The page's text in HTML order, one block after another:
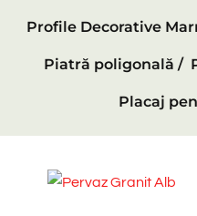
Profile Decorative
Piatră poligonală /
Placaj